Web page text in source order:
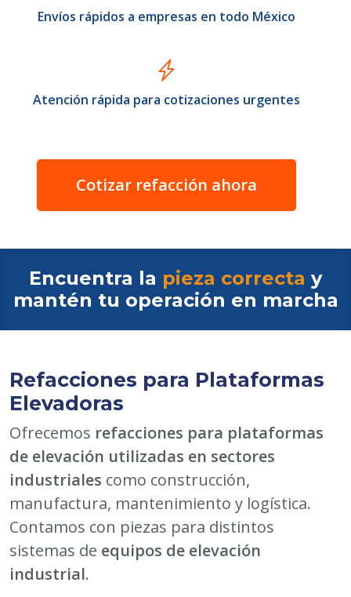
Envíos rápidos a empresas en todo México
Atención rápida para cotizaciones urgentes
Cotizar refacción ahora
Encuentra la pieza correcta y
mantén tu operación en marcha
Refacciones para Plataformas
Elevadoras
Ofrecemos refacciones para plataformas
de elevación utilizadas en sectores
industriales como construcción,
manufactura, mantenimiento y logística.
Contamos con piezas para distintos
sistemas de equipos de elevación
industrial.